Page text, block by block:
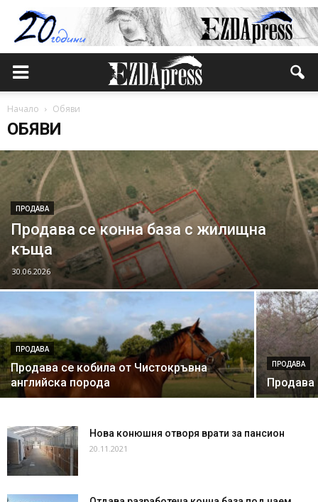
Начало Обяви
ОБЯВИ
ПРОДАВА
Продава се конна база с жилищна
къща
30.06.2026
ПРОДАВА
Продава се кобила от Чистокръвна
английска порода
ПРОДАВА
Продава
Нова конюшня отворя врати за пансион
20.11.2021